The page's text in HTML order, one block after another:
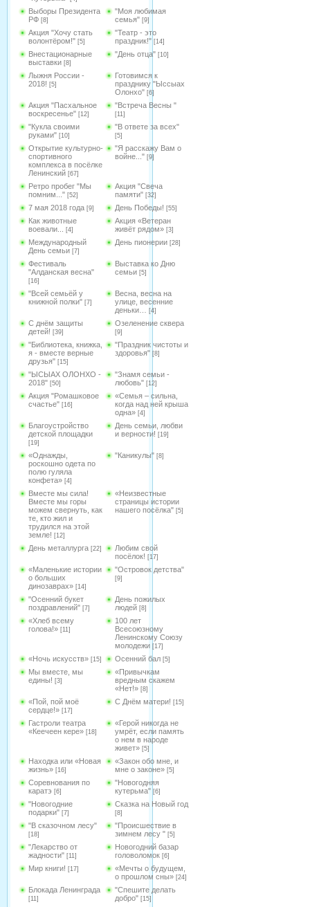
Выборы Президента
РФ [8]
"Моя любимая
семья" [9]
Акция "Хочу стать
волонтёром!" [5]
"Театр - это
праздник!" [14]
Внестационарные
выставки [8]
"День отца" [10]
Лыжня России -
2018! [5]
Готовимся к
празднику "Ыссыах
Олонхо" [6]
Акция "Пасхальное
воскресенье" [12]
"Встреча Весны "
[11]
"Кукла своими
руками" [10]
"В ответе за всех"
[5]
Открытие культурно-
спортивного
комплекса в посёлке
Ленинский [67]
"Я расскажу Вам о
войне..." [9]
Ретро пробег "Мы
помним..." [52]
Акция "Свеча
памяти" [32]
7 мая 2018 года [9] День Победы! [55]
Как животные
воевали...
[4]
Акция «Ветеран
живёт рядом» [3]
Международный
День семьи [7]
День пионерии [28]
Фестиваль
"Алданская весна"
[16]
Выставка ко Дню
семьи [5]
"Всей семьёй у
книжной полки" [7]
Весна, весна на
улице, весенние
деньки…
[4]
С днём защиты
детей! [39]
Озеленение сквера
[9]
"Библиотека, книжка,
я - вместе верные
друзья" [15]
"Праздник чистоты и
здоровья" [8]
"ЫСЫАХ ОЛОНХО -
2018" [50]
"Знамя семьи -
любовь" [12]
Акция "Ромашковое
счастье" [16]
«Семья – сильна,
когда над ней крыша
одна» [4]
Благоустройство
детской площадки
[19]
День семьи, любви
и верности! [19]
«Однажды,
роскошно одета по
полю гуляла
конфета» [4]
"Каникулы" [8]
Вместе мы сила!
Вместе мы горы
можем свернуть, как
те, кто жил и
трудился на этой
земле! [12]
«Неизвестные
страницы истории
нашего посёлка" [5]
День металлурга [22]
Любим свой
посёлок! [17]
«Маленькие истории
о больших
динозаврах» [14]
"Островок детства"
[9]
"Осенний букет
поздравлений" [7]
День пожилых
людей [8]
«Хлеб всему
голова!» [11]
100 лет
Всесоюзному
Ленинскому Союзу
молодежи [17]
«Ночь искусств» [15] Осенний бал [5]
Мы вместе, мы
едины! [3]
«Привычкам
вредным скажем
«Нет!» [8]
«Пой, пой моё
сердце!» [17]
С Днём матери! [15]
Гастроли театра
«Кеечеен кере» [18]
«Герой никогда не
умрёт, если память
о нем в народе
живет» [5]
Находка или «Новая
жизнь» [16]
«Закон обо мне, и
мне о законе» [5]
Соревнования по
каратэ [6]
"Новогодняя
кутерьма" [6]
"Новогодние
подарки" [7]
Сказка на Новый год
[8]
"В сказочном лесу"
[18]
"Происшествие в
зимнем лесу " [5]
"Лекарство от
жадности" [11]
Новогодний базар
головоломок [6]
Мир книги! [17]
«Мечты о будущем,
о прошлом сны» [24]
Блокада Ленинграда
[11]
"Спешите делать
добро" [15]